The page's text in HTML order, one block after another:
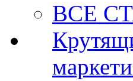
ВСЕ